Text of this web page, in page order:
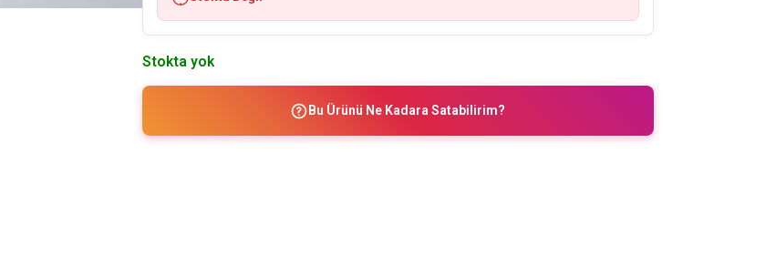
Stokta yok
Bu Ürünü Ne Kadara Satabilirim?